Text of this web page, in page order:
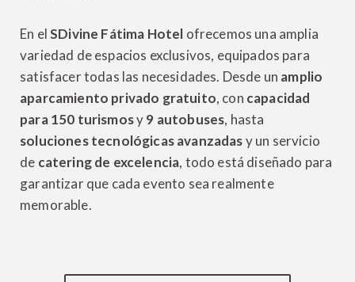
En elSDivine Fátima Hotel ofrecemos una amplia
variedad de espacios exclusivos, equipados para
satisfacer todas las necesidades. Desde un amplio
aparcamiento privado gratuito, con capacidad
para 150 turismosy9 autobuses, hasta
soluciones tecnológicas avanzadasy un servicio
de catering de excelencia, todo está diseñado para
garantizar que cada evento sea realmente
memorable.